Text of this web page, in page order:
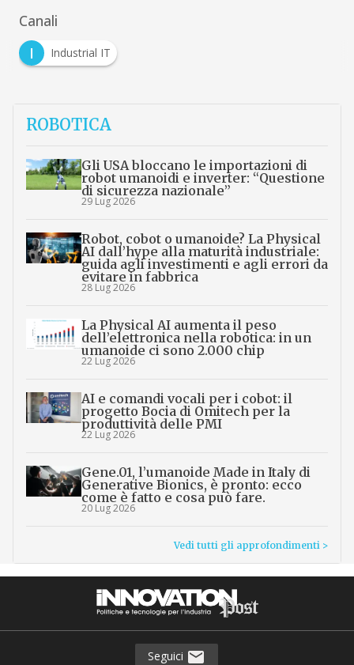
Canali
I
Industrial IT
ROBOTICA
Gli USA bloccano le importazioni di
robot umanoidi e inverter: “Questione
di sicurezza nazionale”
29 Lug 2026
Robot, cobot o umanoide? La Physical
AI dall’hype alla maturità industriale:
guida agli investimenti e agli errori da
evitare in fabbrica
28 Lug 2026
La Physical AI aumenta il peso
dell’elettronica nella robotica: in un
umanoide ci sono 2.000 chip
22 Lug 2026
AI e comandi vocali per i cobot: il
progetto Bocia di Omitech per la
produttività delle PMI
22 Lug 2026
Gene.01, l’umanoide Made in Italy di
Generative Bionics, è pronto: ecco
come è fatto e cosa può fare.
20 Lug 2026
Vedi tutti gli approfondimenti >
Seguici